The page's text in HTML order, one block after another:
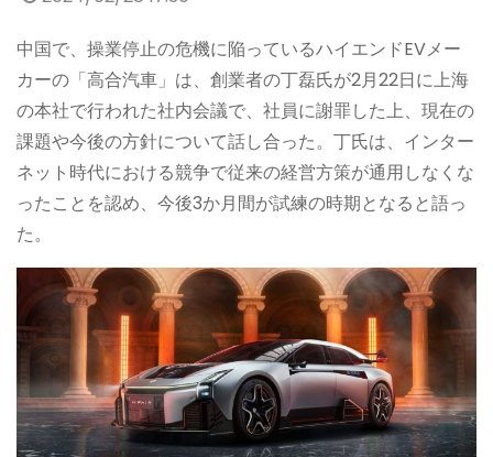
中国で、操業停止の危機に陥っているハイエンドEVメー
カーの「高合汽車」は、創業者の丁磊氏が2月22日に上海
の本社で行われた社内会議で、社員に謝罪した上、現在の
課題や今後の方針について話し合った。丁氏は、インター
ネット時代における競争で従来の経営方策が通用しなくな
ったことを認め、今後3か月間が試練の時期となると語っ
た。